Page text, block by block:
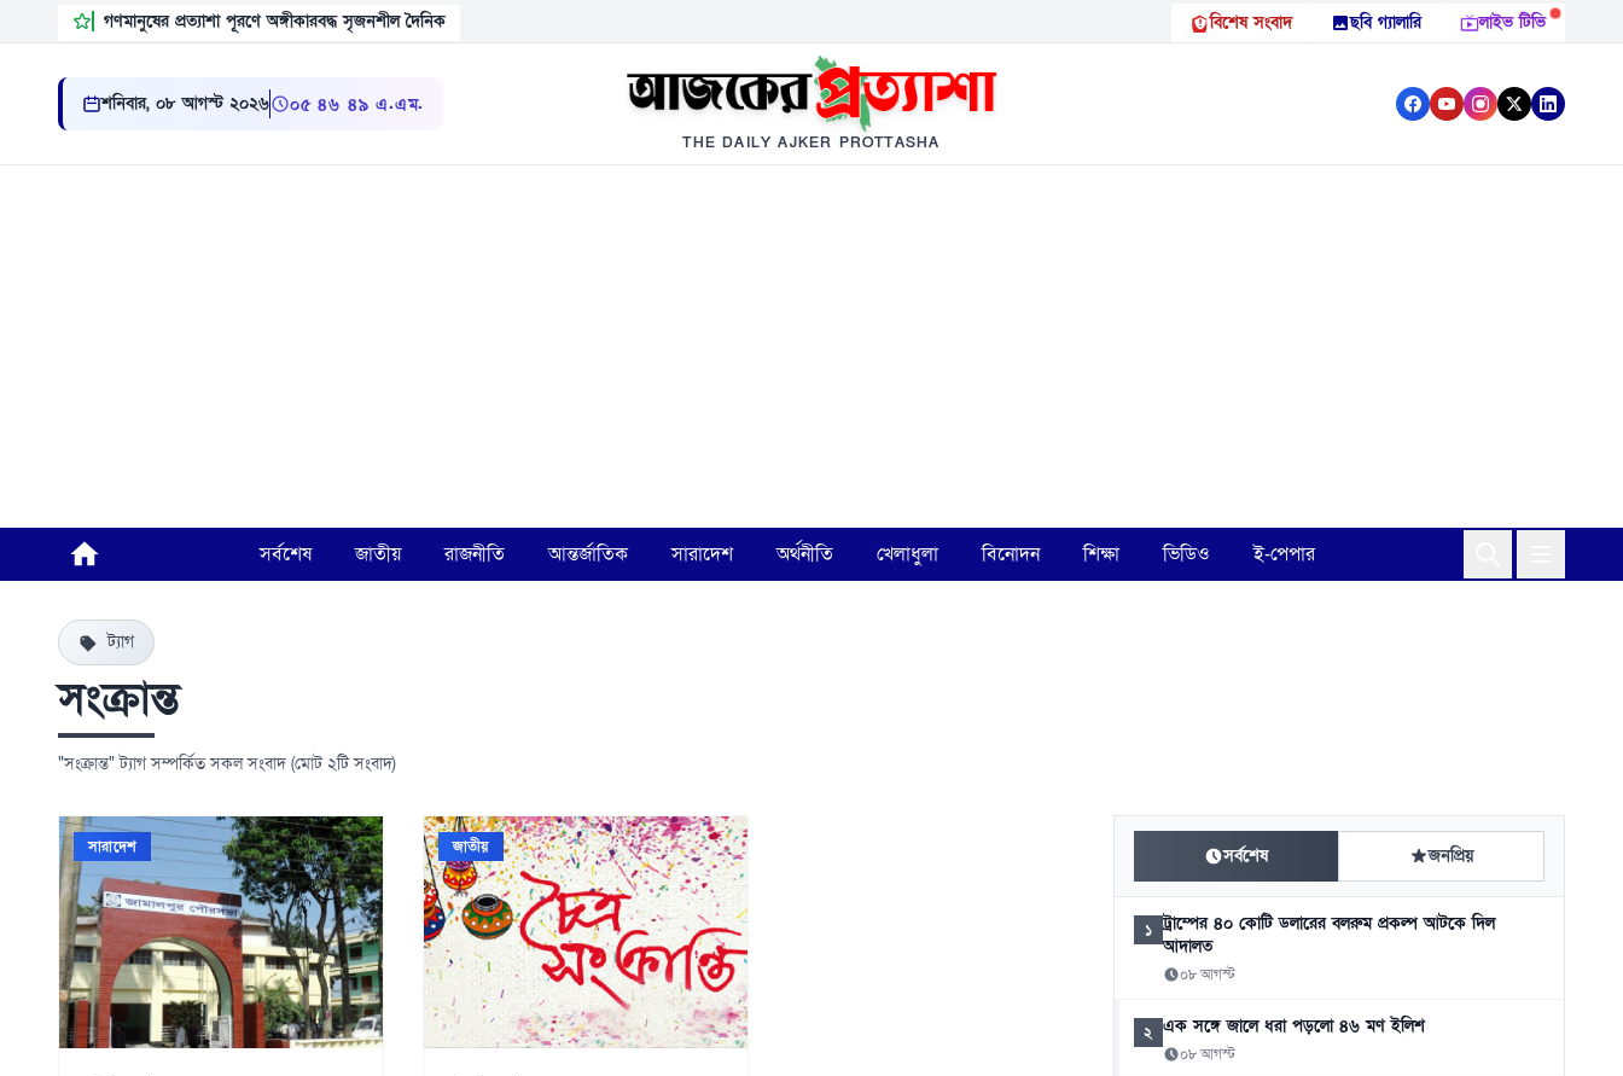
গণমানুষের প্রত্যাশা পূরণে অঙ্গীকারবদ্ধ সৃজনশীল দৈনিক বিশেষ সংবাদ ছবি গ্যালারি লাইভ টিভি
শনিবার, ০৮ আগস্ট ২০২৬ ০৫:৪৬:৫০ এ.এম.
THE DAILY AJKER PROTTASHA
সর্বশেষ জাতীয় রাজনীতি আন্তর্জাতিক সারাদেশ অর্থনীতি খেলাধুলা বিনোদন শিক্ষা ভিডিও ই-পেপার
ট্যাগ
সংক্রান্ত
"সংক্রান্ত" ট্যাগ সম্পর্কিত সকল সংবাদ (মোট ২টি সংবাদ)
সারাদেশ জাতীয় সর্বশেষ জনপ্রিয়
১ ট্রাম্পের ৪০ কোটি ডলারের বলরুম প্রকল্প আটকে দিল
আদালত
০৮ আগস্ট
২ এক সঙ্গে জালে ধরা পড়লো ৪৬ মণ ইলিশ
০৮ আগস্ট